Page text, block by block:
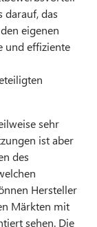
darauf, das
eigenen
und effiziente
sehr
ist aber
des
Hersteller
Märkten mit
sehen. Die